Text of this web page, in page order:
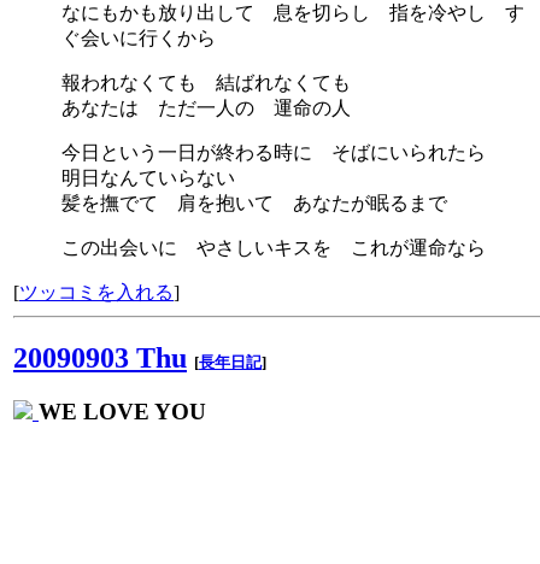
なにもかも放り出して 息を切らし 指を冷やし す
ぐ会いに行くから
報われなくても 結ばれなくても
あなたは ただ一人の 運命の人
今日という一日が終わる時に そばにいられたら
明日なんていらない
髪を撫でて 肩を抱いて あなたが眠るまで
この出会いに やさしいキスを これが運命なら
[ツッコミを入れる]
20090903 Thu [長年日記]
WE LOVE YOU